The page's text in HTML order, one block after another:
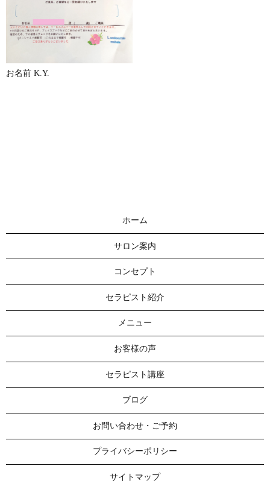
お名前 K.Y.
ホーム
サロン案内
コンセプト
セラピスト紹介
メニュー
お客様の声
セラピスト講座
ブログ
お問い合わせ・ご予約
プライバシーポリシー
サイトマップ